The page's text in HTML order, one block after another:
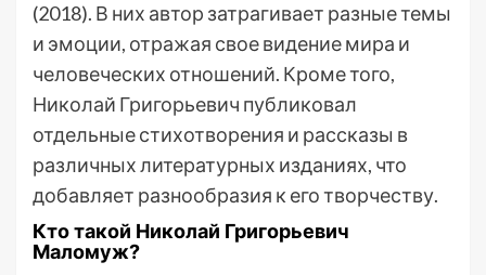
(2018). В них автор затрагивает разные темы
и эмоции, отражая свое видение мира и
человеческих отношений. Кроме того,
Николай Григорьевич публиковал
отдельные стихотворения и рассказы в
различных литературных изданиях, что
добавляет разнообразия к его творчеству.
Кто такой Николай Григорьевич
Маломуж?